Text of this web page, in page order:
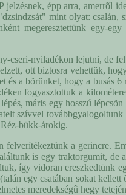
épp arra, amerrõl
mint olyat: csalán,
megeresztettünk egy-
cseri-nyiladékon lejutni, de
ott biztosra vehettük,
és a bõrünket, hogy a busás
fogyasztottuk a
máris egy hosszú
szívvel
bükk-árokig.
felverítékeztünk a gerincre.
is egy traktorgumit,
így vidoran ereszkedtünk
egy csatában sokat
meredekségû hegy